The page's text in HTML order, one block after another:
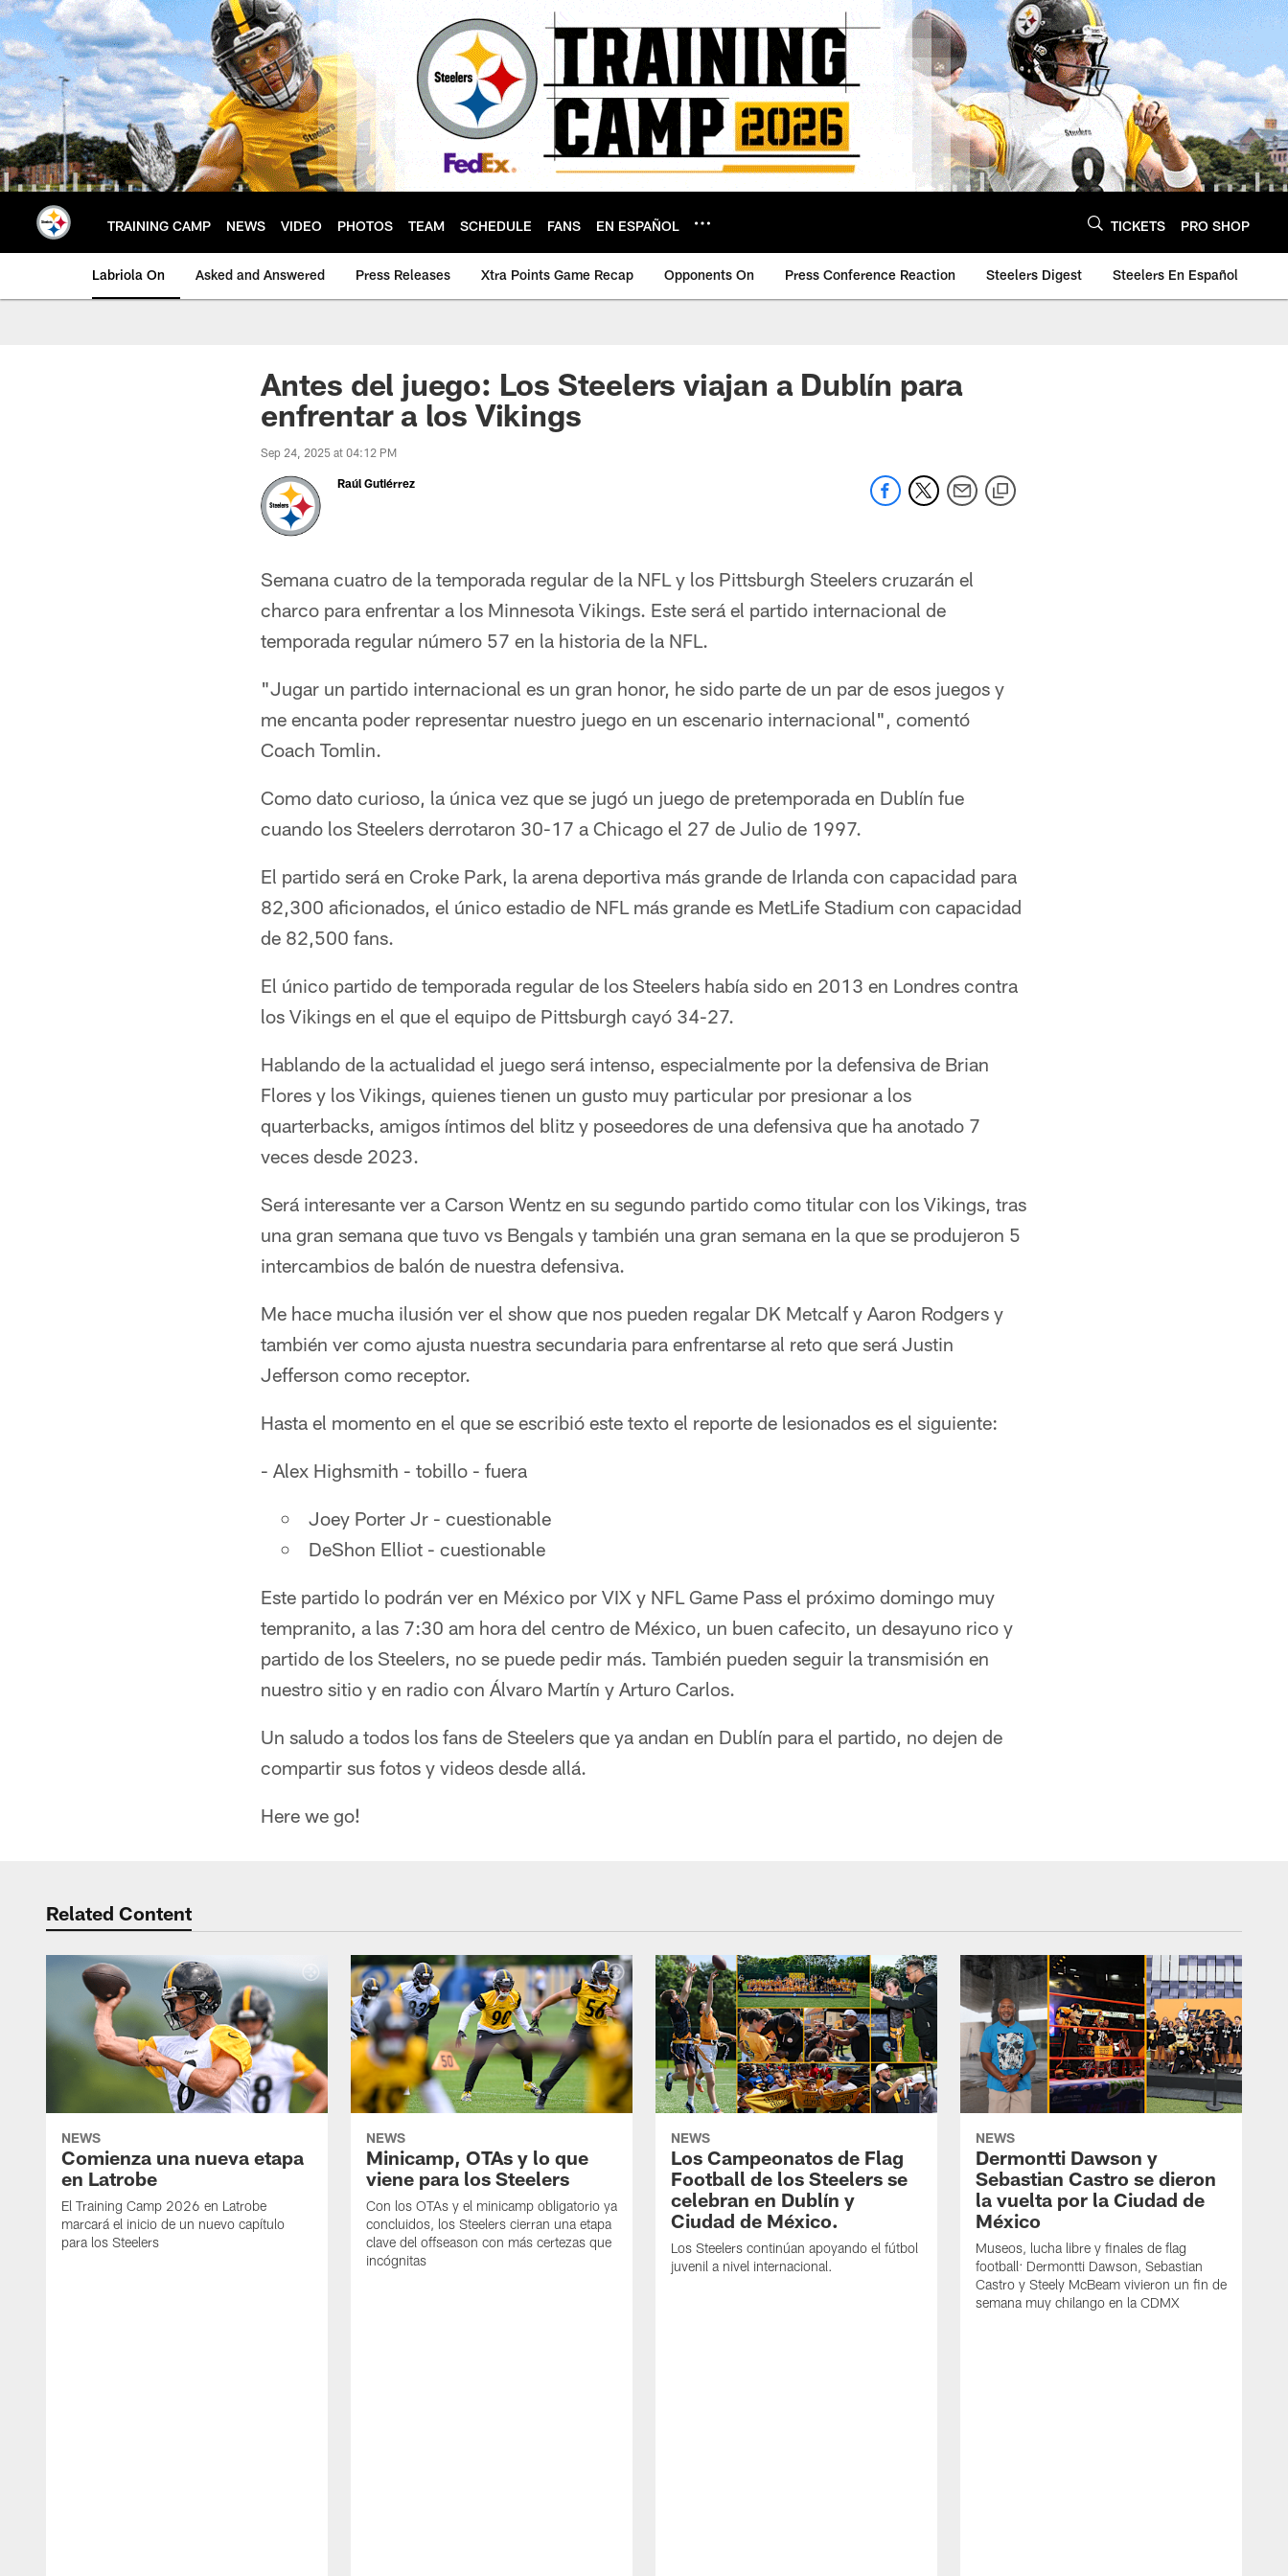
Skip
to
main
content
TRAINING CAMP NEWS VIDEO PHOTOS TEAM SCHEDULE FANS EN ESPAÑOL TICKETS PRO SHOP
Labriola On Asked and Answered Press Releases Xtra Points Game Recap Opponents On Press Conference Reaction Steelers Digest Steelers En Español
Antes del juego: Los Steelers viajan a Dublín para
enfrentar a los Vikings
Sep 24, 2025 at 04:12 PM
Raúl Gutiérrez
Semana cuatro de la temporada regular de la NFL y los Pittsburgh Steelers cruzarán el
charco para enfrentar a los Minnesota Vikings. Este será el partido internacional de
temporada regular número 57 en la historia de la NFL.
"Jugar un partido internacional es un gran honor, he sido parte de un par de esos juegos y
me encanta poder representar nuestro juego en un escenario internacional", comentó
Coach Tomlin.
Como dato curioso, la única vez que se jugó un juego de pretemporada en Dublín fue
cuando los Steelers derrotaron 30-17 a Chicago el 27 de Julio de 1997.
El partido será en Croke Park, la arena deportiva más grande de Irlanda con capacidad para
82,300 aficionados, el único estadio de NFL más grande es MetLife Stadium con capacidad
de 82,500 fans.
El único partido de temporada regular de los Steelers había sido en 2013 en Londres contra
los Vikings en el que el equipo de Pittsburgh cayó 34-27.
Hablando de la actualidad el juego será intenso, especialmente por la defensiva de Brian
Flores y los Vikings, quienes tienen un gusto muy particular por presionar a los
quarterbacks, amigos íntimos del blitz y poseedores de una defensiva que ha anotado 7
veces desde 2023.
Será interesante ver a Carson Wentz en su segundo partido como titular con los Vikings, tras
una gran semana que tuvo vs Bengals y también una gran semana en la que se produjeron 5
intercambios de balón de nuestra defensiva.
Me hace mucha ilusión ver el show que nos pueden regalar DK Metcalf y Aaron Rodgers y
también ver como ajusta nuestra secundaria para enfrentarse al reto que será Justin
Jefferson como receptor.
Hasta el momento en el que se escribió este texto el reporte de lesionados es el siguiente:
- Alex Highsmith - tobillo - fuera
Joey Porter Jr - cuestionable
DeShon Elliot - cuestionable
Este partido lo podrán ver en México por VIX y NFL Game Pass el próximo domingo muy
tempranito, a las 7:30 am hora del centro de México, un buen cafecito, un desayuno rico y
partido de los Steelers, no se puede pedir más. También pueden seguir la transmisión en
nuestro sitio y en radio con Álvaro Martín y Arturo Carlos.
Un saludo a todos los fans de Steelers que ya andan en Dublín para el partido, no dejen de
compartir sus fotos y videos desde allá.
Here we go!
Related Content
NEWS
Comienza una nueva etapa
en Latrobe
El Training Camp 2026 en Latrobe
marcará el inicio de un nuevo capítulo
para los Steelers
NEWS
Minicamp, OTAs y lo que
viene para los Steelers
Con los OTAs y el minicamp obligatorio ya
concluidos, los Steelers cierran una etapa
clave del offseason con más certezas que
incógnitas
NEWS
Los Campeonatos de Flag
Football de los Steelers se
celebran en Dublín y
Ciudad de México.
Los Steelers continúan apoyando el fútbol
juvenil a nivel internacional.
NEWS
Dermontti Dawson y
Sebastian Castro se dieron
la vuelta por la Ciudad de
México
Museos, lucha libre y finales de flag
football: Dermontti Dawson, Sebastian
Castro y Steely McBeam vivieron un fin de
semana muy chilango en la CDMX